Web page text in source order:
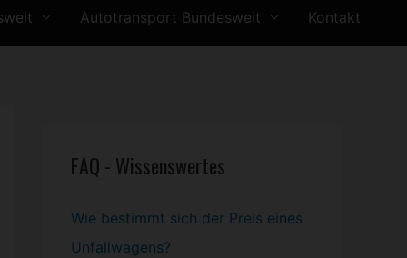
Autotransport Bundesweit Kontakt
FAQ - Wissenswertes
Wie bestimmt sich der Preis eines
Unfallwagens?